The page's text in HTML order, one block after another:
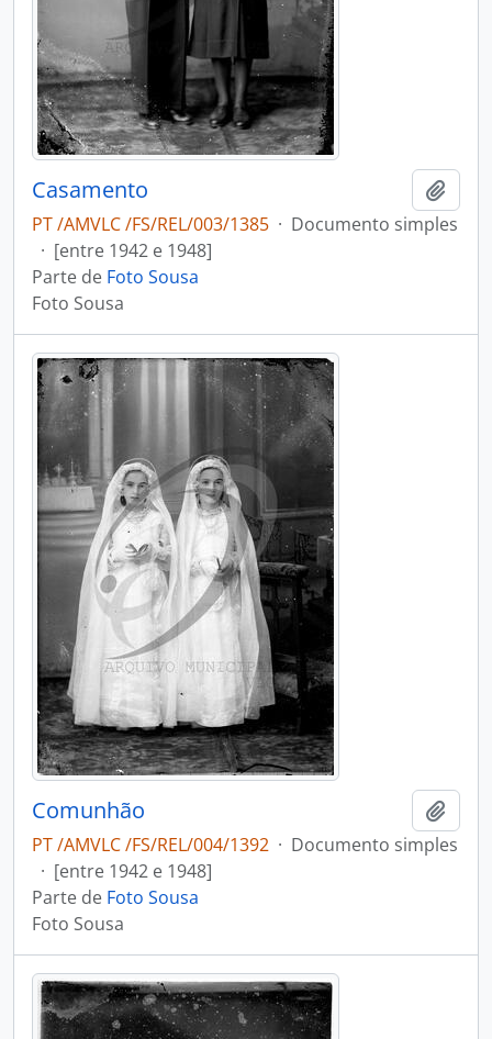
Casamento
PT /AMVLC /FS/REL/003/1385 · Documento simples
· [entre 1942 e 1948]
Parte de Foto Sousa
Foto Sousa
Comunhão
PT /AMVLC /FS/REL/004/1392 · Documento simples
· [entre 1942 e 1948]
Parte de Foto Sousa
Foto Sousa